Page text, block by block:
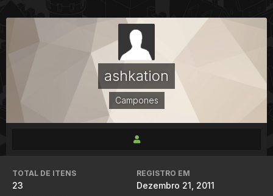
ashkation
Campones
TOTAL DE ITENS
23
REGISTRO EM
Dezembro 21, 2011